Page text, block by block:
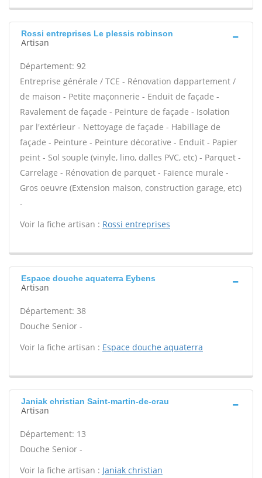
Rossi entreprises Le plessis robinson
Artisan
Département: 92
Entreprise générale / TCE - Rénovation dappartement /
de maison - Petite maçonnerie - Enduit de façade -
Ravalement de façade - Peinture de façade - Isolation
par l'extérieur - Nettoyage de façade - Habillage de
façade - Peinture - Peinture décorative - Enduit - Papier
peint - Sol souple (vinyle, lino, dalles PVC, etc) - Parquet -
Carrelage - Rénovation de parquet - Faïence murale -
Gros oeuvre (Extension maison, construction garage, etc)
-
Voir la fiche artisan : Rossi entreprises
Espace douche aquaterra Eybens
Artisan
Département: 38
Douche Senior -
Voir la fiche artisan : Espace douche aquaterra
Janiak christian Saint-martin-de-crau
Artisan
Département: 13
Douche Senior -
Voir la fiche artisan : Janiak christian